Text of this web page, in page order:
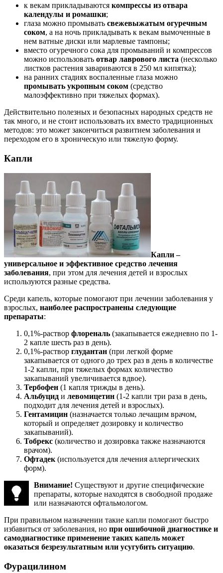
к векам прикладываются компрессы из отвара
календулы и ромашки;
глаза можно промывать свежевыжатым огуречным
соком, а на ночь прикладывать к векам вымоченные в
нем ватные диски или марлевые тампоны;
вместо огуречного сока для промываний и компрессов
можно использовать отвар лаврового листа (несколько
листков растения завариваются в 250 мл кипятка);
на ранних стадиях воспаленные глаза можно
промывать укропным соком (средство
малоэффективно при тяжелых формах).
Действительно полезных и безопасных народных средств не
так много, и не стоит использовать их вместо традиционных
методов: это может закончиться развитием заболевания и
переходом его в хроническую или тяжелую форму.
Капли
Капли –
универсальное и эффективное средство лечения
заболевания, при этом для лечения детей и взрослых
используются разные средства.
Среди капель, которые помогают при лечении заболевания у
взрослых, наиболее распространены следующие
препараты:
0,1%-раствор флореналь (закапывается ежедневно по 1-
2 капле шесть раз в день).
0,1%-раствор глудантан (при легкой форме
закапывается от одного до трех раз в день в количестве
1-2 капли, при тяжелых формах количество
закапываний увеличивается вдвое).
Тербофен (1 капля трижды в день).
Альбуцид и левомицетин (1-2 капли три раза в день,
подходит для лечения детей и взрослых).
Гентамицин (назначается только лечащим врачом,
который и определяет дозировку и количество
закапываний).
Тобрекс (количество и дозировка также назначаются
врачом).
Офтадек (используется для лечения аллергических
форм).
Внимание! Существуют и другие специфические
препараты, которые находятся в свободной продаже
или назначаются офтальмологом.
При правильном назначении такие капли помогают быстро
избавиться от заболевания, но при ошибочной диагностике и
самодиагностике применение таких капель может
оказаться безрезультатным или усугубить ситуацию.
Фурацилином